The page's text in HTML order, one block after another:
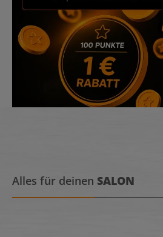
Alles für deinen SALON